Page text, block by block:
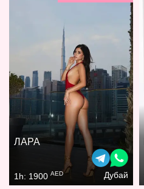
ЛАРА
1h: 1900 AED Дубай